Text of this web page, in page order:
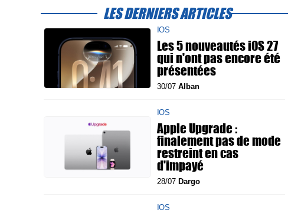
LES DERNIERS ARTICLES
IOS
Les 5 nouveautés iOS 27
qui n'ont pas encore été
présentées
30/07 Alban
IOS
Apple Upgrade :
finalement pas de mode
restreint en cas
d'impayé
28/07 Dargo
IOS